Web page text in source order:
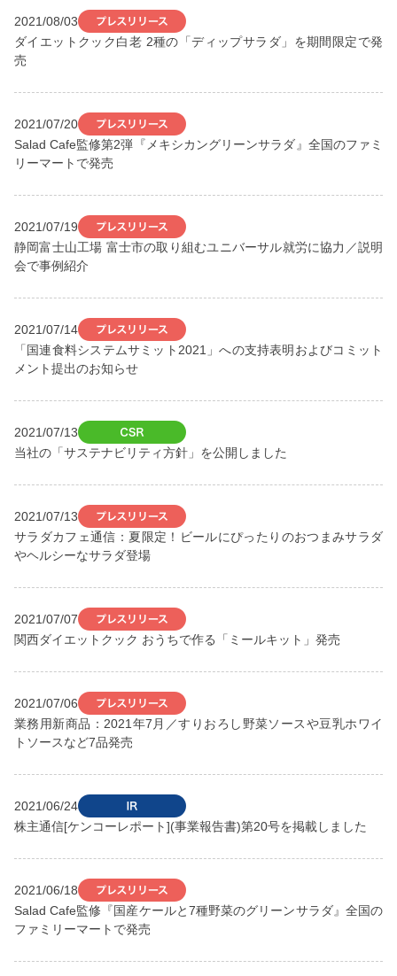
2021/08/03
ダイエットクック白老 2種の「ディップサラダ」を期間限定で発
売
2021/07/20
Salad Cafe監修第2弾『メキシカングリーンサラダ』全国のファミ
リーマートで発売
2021/07/19
静岡富士山工場 富士市の取り組むユニバーサル就労に協力／説明
会で事例紹介
2021/07/14
「国連食料システムサミット2021」への支持表明およびコミット
メント提出のお知らせ
2021/07/13
当社の「サステナビリティ方針」を公開しました
2021/07/13
サラダカフェ通信：夏限定！ビールにぴったりのおつまみサラダ
やヘルシーなサラダ登場
2021/07/07
関西ダイエットクック おうちで作る「ミールキット」発売
2021/07/06
業務用新商品：2021年7月／すりおろし野菜ソースや豆乳ホワイ
トソースなど7品発売
2021/06/24
株主通信[ケンコーレポート](事業報告書)第20号を掲載しました
2021/06/18
Salad Cafe監修『国産ケールと7種野菜のグリーンサラダ』全国の
ファミリーマートで発売